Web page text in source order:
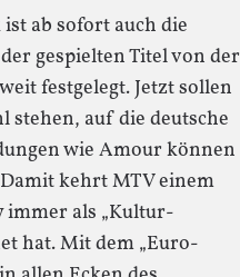
ab sofort auch die
gespielten Titel von der
festgelegt. Jetzt sollen
stehen, auf die deutsche
wie Amour können
kehrt MTV einem
immer als „Kultur-
hat. Mit dem „Euro-